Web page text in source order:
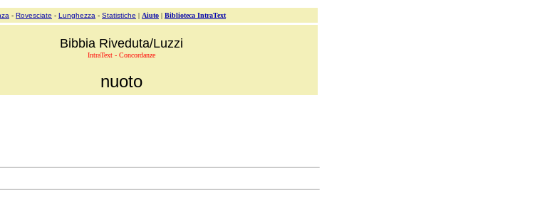
- Rovesciate - Lunghezza - Statistiche | Aiuto | Biblioteca IntraText
Bibbia Riveduta/Luzzi
IntraText - Concordanze
nuoto